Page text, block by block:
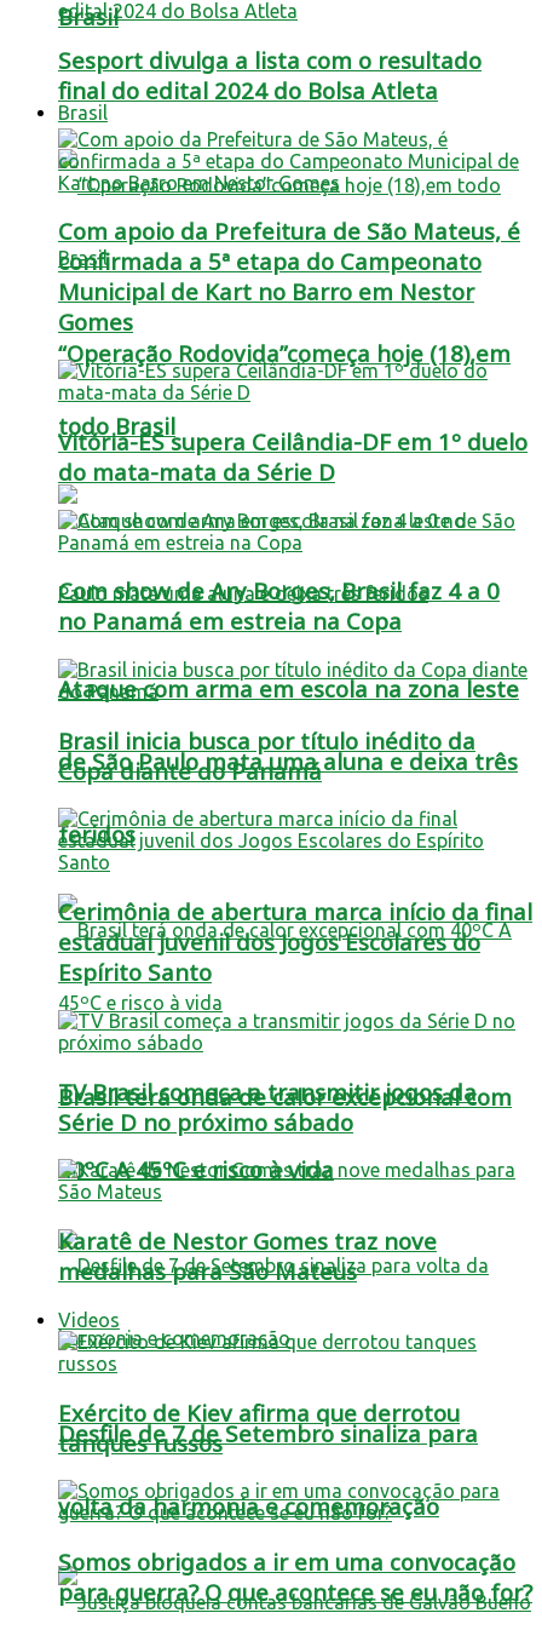
Brasil
Brasil
“Operação Rodovida”começa hoje (18),em
todo Brasil
Ataque com arma em escola na zona leste
de São Paulo mata uma aluna e deixa três
feridos
Brasil terá onda de calor excepcional com
40ºC A 45ºC e risco à vida
Desfile de 7 de Setembro sinaliza para
volta da harmonia e comemoração
Sesport divulga a lista com o resultado
final do edital 2024 do Bolsa Atleta
Com apoio da Prefeitura de São Mateus, é
confirmada a 5ª etapa do Campeonato
Municipal de Kart no Barro em Nestor
Gomes
Vitória-ES supera Ceilândia-DF em 1º duelo
do mata-mata da Série D
Com show de Ary Borges, Brasil faz 4 a 0
no Panamá em estreia na Copa
Brasil inicia busca por título inédito da
Copa diante do Panamá
Cerimônia de abertura marca início da final
estadual juvenil dos Jogos Escolares do
Espírito Santo
TV Brasil começa a transmitir jogos da
Série D no próximo sábado
Karatê de Nestor Gomes traz nove
medalhas para São Mateus
Videos
Exército de Kiev afirma que derrotou
tanques russos
Somos obrigados a ir em uma convocação
para guerra? O que acontece se eu não for?